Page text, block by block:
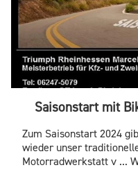
Saisonstart mit
Zum Saisonstart 2024
wieder unser
Motorradwerkstatt v ...